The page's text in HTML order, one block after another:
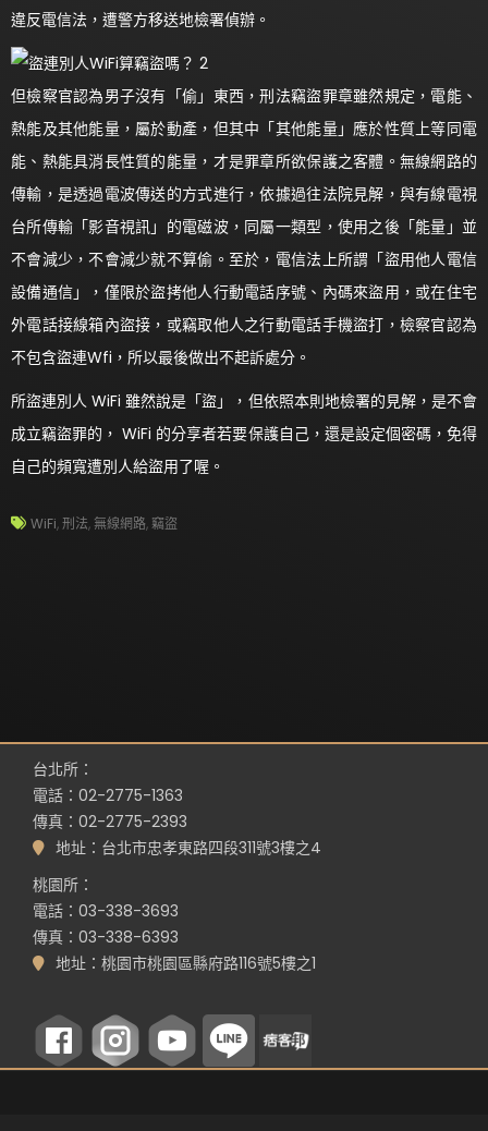
違反電信法，遭警方移送地檢署偵辦。
但檢察官認為男子沒有「偷」東西，刑法竊盜罪章雖然規定，電能、
熱能及其他能量，屬於動產，但其中「其他能量」應於性質上等同電
能、熱能具消長性質的能量，才是罪章所欲保護之客體。無線網路的
傳輸，是透過電波傳送的方式進行，依據過往法院見解，與有線電視
台所傳輸「影音視訊」的電磁波，同屬一類型，使用之後「能量」並
不會減少，不會減少就不算偷。至於，電信法上所謂「盜用他人電信
設備通信」，僅限於盜拷他人行動電話序號、內碼來盜用，或在住宅
外電話接線箱內盜接，或竊取他人之行動電話手機盜打，檢察官認為
不包含盜連Wfi，所以最後做出不起訴處分。
所盜連別人 WiFi 雖然說是「盜」，但依照本則地檢署的見解，是不會
成立竊盜罪的， WiFi 的分享者若要保護自己，還是設定個密碼，免得
自己的頻寬遭別人給盜用了喔。
WiFi,刑法,無線網路,竊盜
台北所：
電話：02-2775-1363
傳真：02-2775-2393
地址：台北市忠孝東路四段311號3樓之4
桃園所：
電話：03-338-3693
傳真：03-338-6393
地址：桃園市桃園區縣府路116號5樓之1